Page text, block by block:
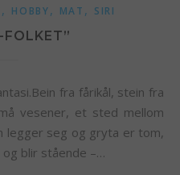
, HOBBY, MAT , SIRI
FOLKET”
vesener, et sted mellom
legger seg og gryta er tom,
blir stående –…